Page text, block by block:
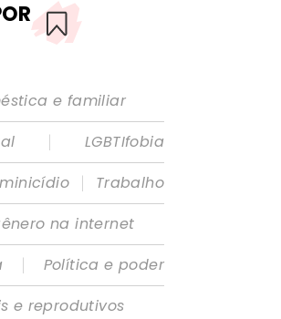
e familiar
|
LGBTIfobia
|
Trabalho
na internet
|
Política e poder
e reprodutivos